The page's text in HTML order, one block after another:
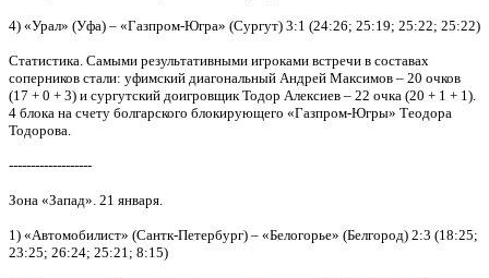
4) «Урал» (Уфа) – «Газпром-Югра» (Сургут) 3:1 (24:26; 25:19; 25:22; 25:22)
Статистика. Самыми результативными игроками встречи в составах
соперников стали: уфимский диагональный Андрей Максимов – 20 очков
(17 + 0 + 3) и сургутский доигровщик Тодор Алексиев – 22 очка (20 + 1 + 1).
4 блока на счету болгарского блокирующего «Газпром-Югры» Теодора
Тодорова.
-------------------
Зона «Запад». 21 января.
1) «Автомобилист» (Сантк-Петербург) – «Белогорье» (Белгород) 2:3 (18:25;
23:25; 26:24; 25:21; 8:15)